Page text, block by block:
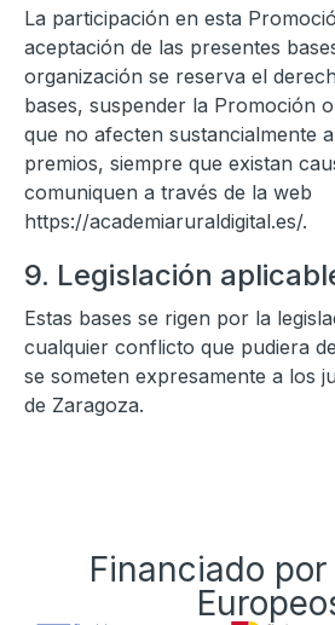
La participación en esta
aceptación de las presentes
organización se reserva el
bases, suspender la Promoción
que no afecten sustancialmente
premios, siempre que existan
comuniquen a través de la web
https://academiaruraldigital.es/.
9. Legislación
Estas bases se rigen por la
cualquier conflicto que pudiera
se someten expresamente a los
de Zaragoza.
Financiado por